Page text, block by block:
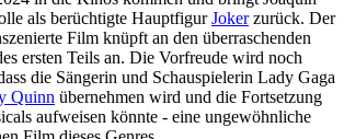
als berüchtigte HauptfigurJokerzurück. Der
Film knüpft an den überraschenden
ersten Teils an. Die Vorfreude wird noch
die Sängerin und Schauspielerin Lady Gaga
Quinn übernehmen wird und die Fortsetzung
aufweisen könnte - eine ungewöhnliche